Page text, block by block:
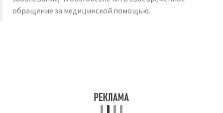
обращение за медицинской помощью.